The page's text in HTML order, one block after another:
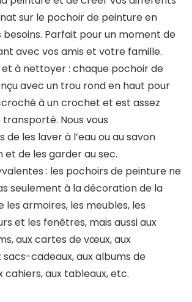
sur le pochoir de peinture en
Parfait pour un moment de
avec vos amis et votre famille.
à nettoyer : chaque pochoir de
avec un trou rond en haut pour
à un crochet et est assez
Nous vous
les laver à l’eau ou au savon
et de les garder au sec.
: les pochoirs de peinture ne
seulement à la décoration de la
les armoires, les meubles, les
et les fenêtres, mais aussi aux
aux cartes de vœux, aux
cadeaux, aux albums de
cahiers, aux tableaux, etc.